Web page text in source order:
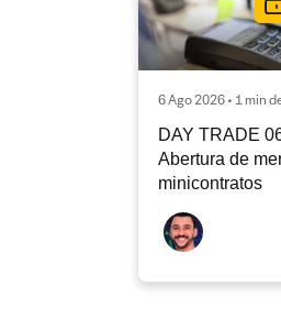
6 Ago 2026 • 1 min
DAY TRADE
Abertura de
minicontratos